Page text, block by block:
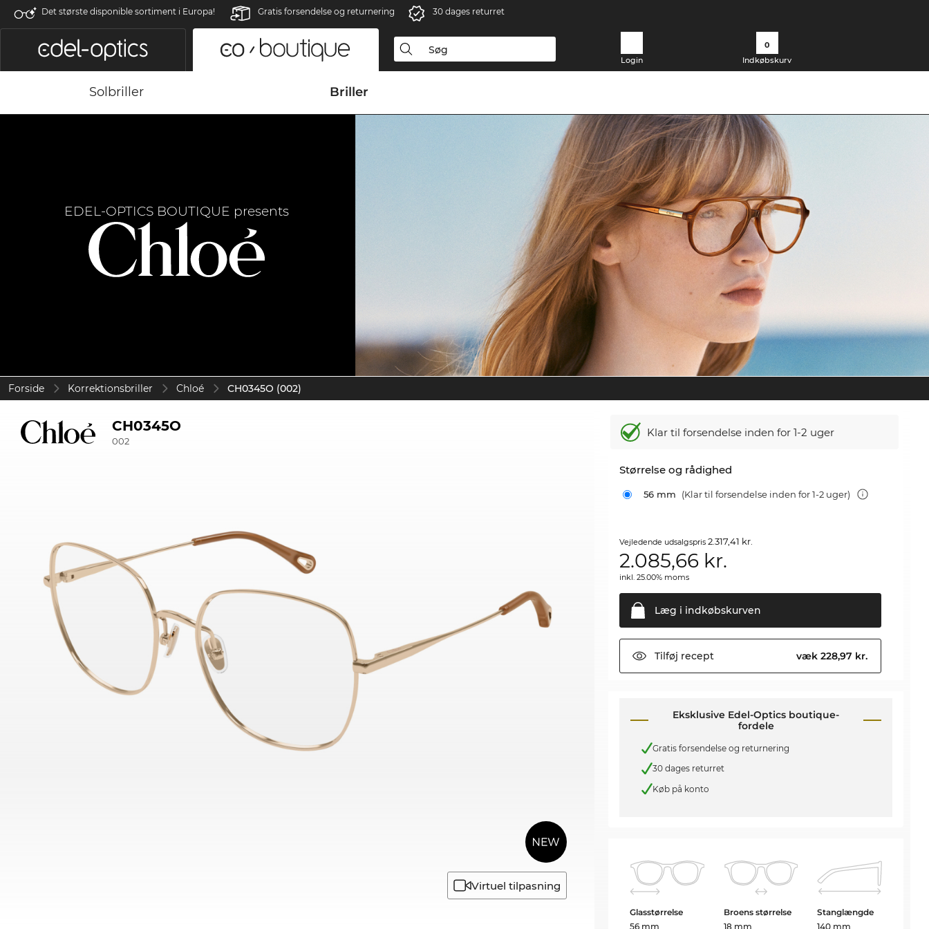
Det største disponible sortiment i Europa! Gratis forsendelse og returnering 30 dages returret
Login
0
Indkøbskurv
Solbriller Briller
EDEL-OPTICS BOUTIQUE presents
Forside Korrektionsbriller Chloé CH0345O (002)
CH0345O
002
Virtuel tilpasning
Klar til forsendelse inden for 1-2 uger
Størrelse og rådighed
56 mm (Klar til forsendelse inden for 1-2 uger)
Vejledende udsalgspris2.317,41 kr.
2.085,66 kr.
inkl. 25.00% moms
Læg i indkøbskurven
Tilføj recept væk 228,97 kr.
Eksklusive Edel-Optics boutique-
fordele
Gratis forsendelse og returnering
30 dages returret
Køb på konto
Glasstørrelse
56 mm
Broens størrelse
18 mm
Stanglængde
140 mm